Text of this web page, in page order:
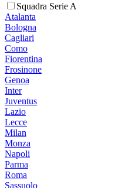
Squadra Serie A
Atalanta
Bologna
Cagliari
Como
Fiorentina
Frosinone
Genoa
Inter
Juventus
Lazio
Lecce
Milan
Monza
Napoli
Parma
Roma
Sassuolo